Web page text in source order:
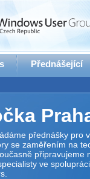
Přednášející
přednášky pro
se zaměřením na
připravujeme
ve